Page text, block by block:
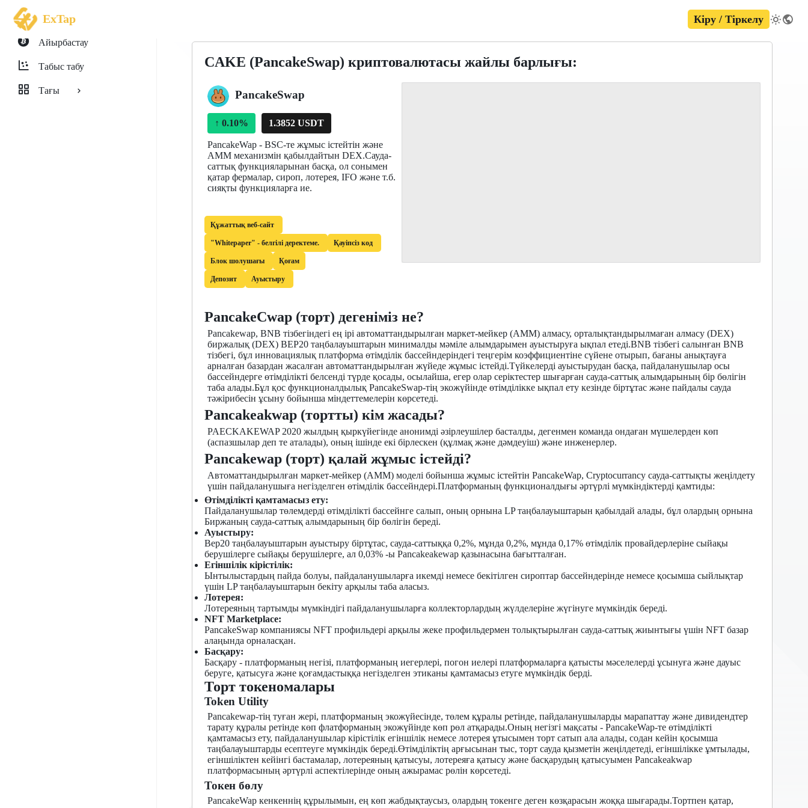
ExTap Кіру / Тіркелу
Айырбастау
Табыс табу
Тағы
CAKE (PancakeSwap) криптовалютасы жайлы барлығы:
PancakeSwap
↑ 0.10% 1.3852 USDT
PancakeWap - BSC-те жұмыс істейтін және
AMM механизмін қабылдайтын DEX.Сауда-
саттық функцияларынан басқа, ол сонымен
қатар фермалар, сироп, лотерея, IFO және т.б.
сияқты функцияларға ие.
Құжаттық веб-сайт
"Whitepaper" - белгілі деректеме. Қауіпсіз код
Блок шолушағы Қоғам
Депозит Ауыстыру
PancakeCwap (торт) дегеніміз не?
Pancakewap, BNB тізбегіндегі ең ірі автоматтандырылған маркет-мейкер (AMM) алмасу, орталықтандырылмаған алмасу (DEX)
биржалық (DEX) BEP20 таңбалауыштарын минималды мәміле алымдарымен ауыстыруға ықпал етеді.BNB тізбегі салынған BNB
тізбегі, бұл инновациялық платформа өтімділік бассейндеріндегі теңгерім коэффициентіне сүйене отырып, бағаны анықтауға
арналған базардан жасалған автоматтандырылған жүйеде жұмыс істейді.Түйкелерді ауыстырудан басқа, пайдаланушылар осы
бассейндерге өтімділікті белсенді түрде қосады, осылайша, егер олар серіктестер шығарған сауда-саттық алымдарының бір бөлігін
таба алады.Бұл қос функционалдылық PancakeSwap-тің экожүйінде өтімділікке ықпал ету кезінде біртұтас және пайдалы сауда
тәжірибесін ұсыну бойынша міндеттемелерін көрсетеді.
Pancakeakwap (тортты) кім жасады?
PAECKAKEWAP 2020 жылдың қыркүйегінде анонимді әзірлеушілер басталды, дегенмен команда ондаған мүшелерден көп
(аспазшылар деп те аталады), оның ішінде екі бірлескен (құлмақ және дәмдеуіш) және инженерлер.
Pancakewap (торт) қалай жұмыс істейді?
Автоматтандырылған маркет-мейкер (AMM) моделі бойынша жұмыс істейтін PancakeWap, Cryptocurrancy сауда-саттықты жеңілдету
үшін пайдаланушыға негізделген өтімділік бассейндері.Платформаның функционалдығы әртүрлі мүмкіндіктерді қамтиды:
Өтімділікті қамтамасыз ету:
Пайдаланушылар төлемдерді өтімділікті бассейнге салып, оның орнына LP таңбалауыштарын қабылдай алады, бұл олардың орнына
Биржаның сауда-саттық алымдарының бір бөлігін береді.
Ауыстыру:
Bep20 таңбалауыштарын ауыстыру біртұтас, сауда-саттыққа 0,2%, мұнда 0,2%, мұнда 0,17% өтімділік провайдерлеріне сыйақы
берушілерге сыйақы берушілерге, ал 0,03% -ы Pancakeakewap қазынасына бағытталған.
Егіншілік кірістілік:
Ынтылыстардың пайда болуы, пайдаланушыларға икемді немесе бекітілген сироптар бассейндерінде немесе қосымша сыйлықтар
үшін LP таңбалауыштарын бекіту арқылы таба аласыз.
Лотерея:
Лотереяның тартымды мүмкіндігі пайдаланушыларға коллекторлардың жүлделеріне жүгінуге мүмкіндік береді.
NFT Marketplace:
PancakeSwap компаниясы NFT профильдері арқылы жеке профильдермен толықтырылған сауда-саттық жиынтығы үшін NFT базар
алаңында орналасқан.
Басқару:
Басқару - платформаның негізі, платформаның иегерлері, погон иелері платформаларға қатысты мәселелерді ұсынуға және дауыс
беруге, қатысуға және қоғамдастыққа негізделген этиканы қамтамасыз етуге мүмкіндік берді.
Торт токеномалары
Token Utility
Pancakewap-тің туған жері, платформаның экожүйесінде, төлем құралы ретінде, пайдаланушыларды марапаттау және дивидендтер
тарату құралы ретінде көп флатформаның экожүйінде көп рөл атқарады.Оның негізгі мақсаты - PancakeWap-те өтімділікті
қамтамасыз ету, пайдаланушылар кірістілік егіншілік немесе лотерея ұтысымен торт сатып ала алады, содан кейін қосымша
таңбалауыштарды есептеуге мүмкіндік береді.Өтімділіктің арғысынан тыс, торт сауда қызметін жеңілдетеді, егіншілікке ұмтылады,
егіншіліктен кейінгі бастамалар, лотереяның қатысуы, лотереяға қатысу және басқарудың қатысуымен Pancakeakwap
платформасының әртүрлі аспектілерінде оның ажырамас рөлін көрсетеді.
Токен бөлу
PancakeWap кенкеннің құрылымын, ең көп жабдықтаусыз, олардың токенге деген көзқарасын жоққа шығарады.Тортпен қатар,